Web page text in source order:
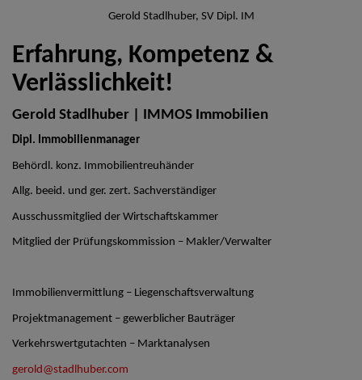
Gerold Stadlhuber, SV Dipl. IM
Erfahrung, Kompetenz &
Verlässlichkeit!
Gerold Stadlhuber | IMMOS Immobilien
Dipl. Immobilienmanager
Behördl. konz. Immobilientreuhänder
Allg. beeid. und ger. zert. Sachverständiger
Ausschussmitglied der Wirtschaftskammer
Mitglied der Prüfungskommission – Makler/Verwalter
Immobilienvermittlung – Liegenschaftsverwaltung
Projektmanagement – gewerblicher Bauträger
Verkehrswertgutachten – Marktanalysen
gerold@stadlhuber.com